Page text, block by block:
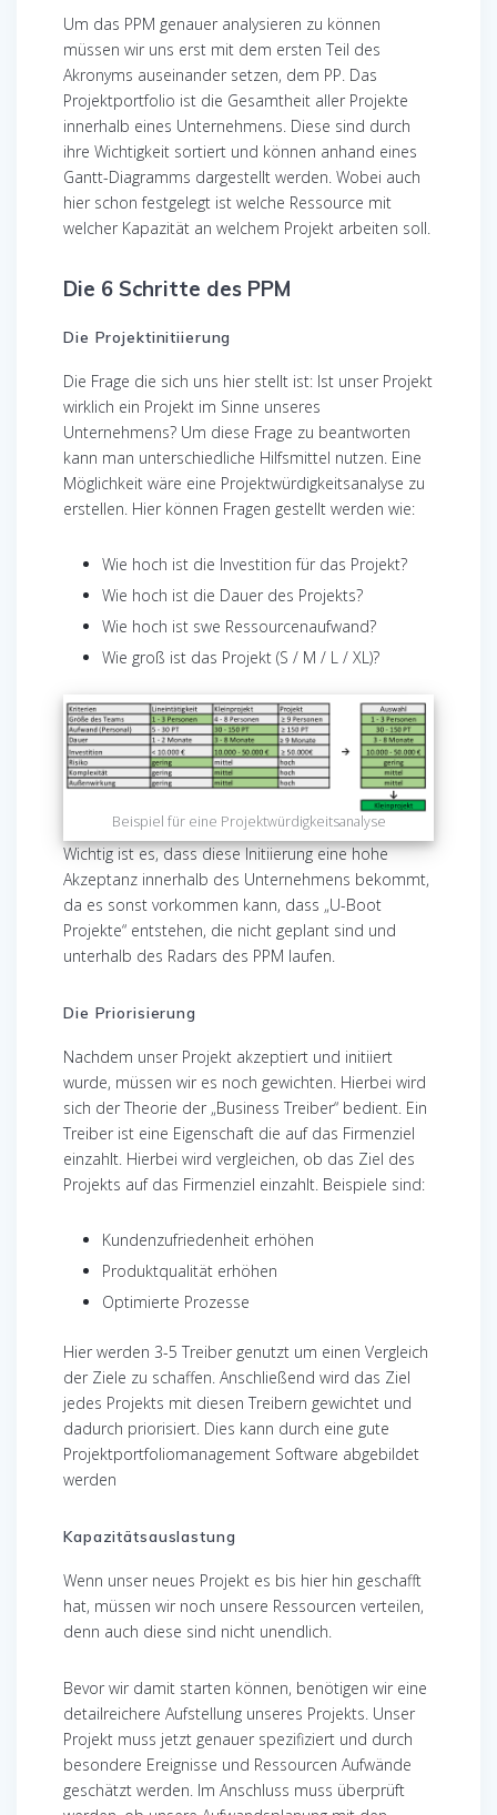
Um das PPM genauer analysieren zu können
müssen wir uns erst mit dem ersten Teil des
Akronyms auseinander setzen, dem PP. Das
Projektportfolio ist die Gesamtheit aller Projekte
innerhalb eines Unternehmens. Diese sind durch
ihre Wichtigkeit sortiert und können anhand eines
Gantt-Diagramms dargestellt werden. Wobei auch
hier schon festgelegt ist welche Ressource mit
welcher Kapazität an welchem Projekt arbeiten soll.
Die 6 Schritte des PPM
Die Projektinitiierung
Die Frage die sich uns hier stellt ist: Ist unser Projekt
wirklich ein Projekt im Sinne unseres
Unternehmens? Um diese Frage zu beantworten
kann man unterschiedliche Hilfsmittel nutzen. Eine
Möglichkeit wäre eine Projektwürdigkeitsanalyse zu
erstellen. Hier können Fragen gestellt werden wie:
Wie hoch ist die Investition für das Projekt?
Wie hoch ist die Dauer des Projekts?
Wie hoch ist swe Ressourcenaufwand?
Wie groß ist das Projekt (S / M / L / XL)?
Beispiel für eine Projektwürdigkeitsanalyse
Wichtig ist es, dass diese Initiierung eine hohe
Akzeptanz innerhalb des Unternehmens bekommt,
da es sonst vorkommen kann, dass „U-Boot
Projekte“ entstehen, die nicht geplant sind und
unterhalb des Radars des PPM laufen.
Die Priorisierung
Nachdem unser Projekt akzeptiert und initiiert
wurde, müssen wir es noch gewichten. Hierbei wird
sich der Theorie der „Business Treiber“ bedient. Ein
Treiber ist eine Eigenschaft die auf das Firmenziel
einzahlt. Hierbei wird vergleichen, ob das Ziel des
Projekts auf das Firmenziel einzahlt. Beispiele sind:
Kundenzufriedenheit erhöhen
Produktqualität erhöhen
Optimierte Prozesse
Hier werden 3-5 Treiber genutzt um einen Vergleich
der Ziele zu schaffen. Anschließend wird das Ziel
jedes Projekts mit diesen Treibern gewichtet und
dadurch priorisiert. Dies kann durch eine gute
Projektportfoliomanagement Software abgebildet
werden
Kapazitätsauslastung
Wenn unser neues Projekt es bis hier hin geschafft
hat, müssen wir noch unsere Ressourcen verteilen,
denn auch diese sind nicht unendlich.
Bevor wir damit starten können, benötigen wir eine
detailreichere Aufstellung unseres Projekts. Unser
Projekt muss jetzt genauer spezifiziert und durch
besondere Ereignisse und Ressourcen Aufwände
geschätzt werden. Im Anschluss muss überprüft